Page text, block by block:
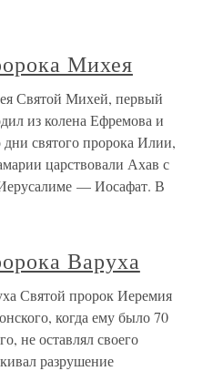
Михея
Святой Михей, первый
из колена Ефремова и
святого пророка Илии,
царствовали Ахав с
— Иосафат. В
Варуха
Святой пророк Иеремия
когда ему было 70
не оставлял своего
разрушение